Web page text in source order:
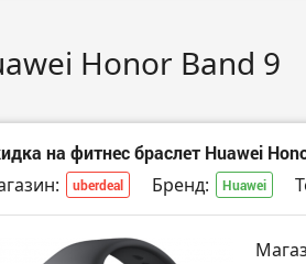
Honor Band 9
на фитнес браслет Huawei
uberdeal Бренд: Huawei